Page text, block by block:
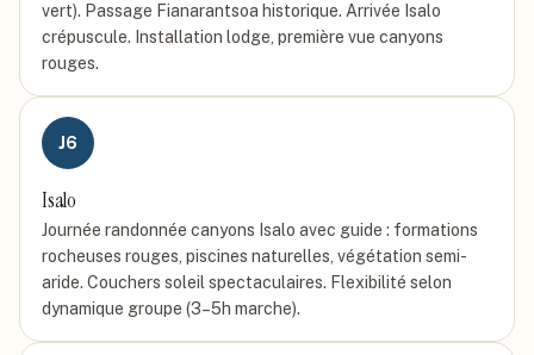
vert). Passage Fianarantsoa historique. Arrivée Isalo
crépuscule. Installation lodge, première vue canyons
rouges.
J6
Isalo
Journée randonnée canyons Isalo avec guide : formations
rocheuses rouges, piscines naturelles, végétation semi-
aride. Couchers soleil spectaculaires. Flexibilité selon
dynamique groupe (3–5h marche).